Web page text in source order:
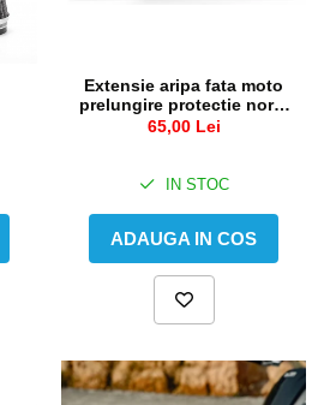
Extensie aripa fata moto
prelungire protectie noroi
aparatoare
65,00 Lei
IN STOC
ADAUGA IN COS